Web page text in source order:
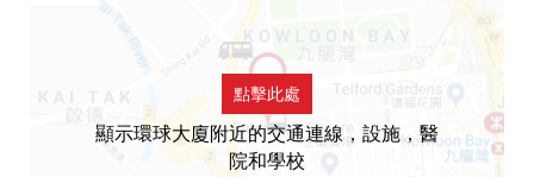
點擊此處
顯示環球大廈附近的交通連線，設施，醫
院和學校